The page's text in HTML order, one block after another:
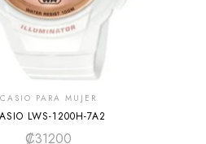
CASIO PARA MUJER
LWS-1200H-7A2
₡31200